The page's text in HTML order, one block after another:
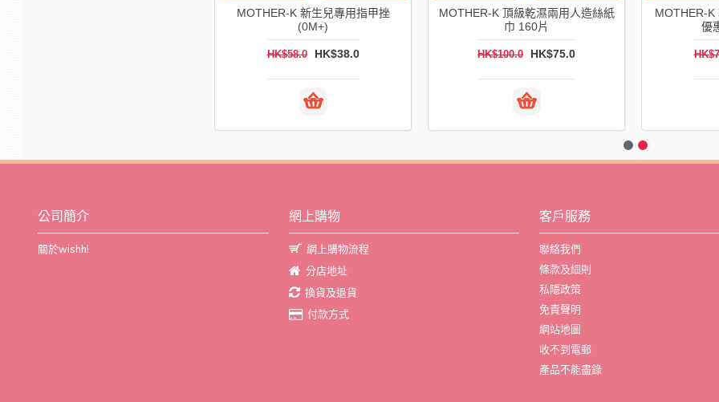
MOTHER-K 新生兒專用指甲挫
(0M+)
HK$58.0 HK$38.0
MOTHER-K 頂級乾濕兩用人造絲紙
巾 160片
HK$100.0 HK$75.0
MOTHER-K
優
公司簡介
關於wishh!
網上購物
網上購物流程
分店地址
換貨及退貨
付款方式
客戶服務
聯絡我們
條款及細則
私隱政策
免責聲明
網站地圖
收不到電郵
產品不能盡錄